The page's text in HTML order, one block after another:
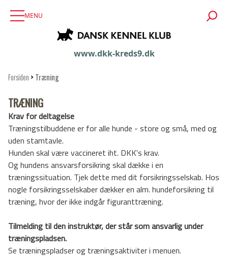
MENU
www.dkk-kreds9.dk
Forsiden > Træning
TRÆNING
Krav for deltagelse
Træningstilbuddene er for alle hunde - store og små, med og
uden stamtavle.
Hunden skal være vaccineret iht. DKK's krav.
Og hundens ansvarsforsikring skal dække i en
træningssituation. Tjek dette med dit forsikringsselskab. Hos
nogle forsikringsselskaber dækker en alm. hundeforsikring til
træning, hvor der ikke indgår figuranttræning.
Tilmelding til den instruktør, der står som ansvarlig under
træningspladsen.
Se træningspladser og træningsaktiviter i menuen.